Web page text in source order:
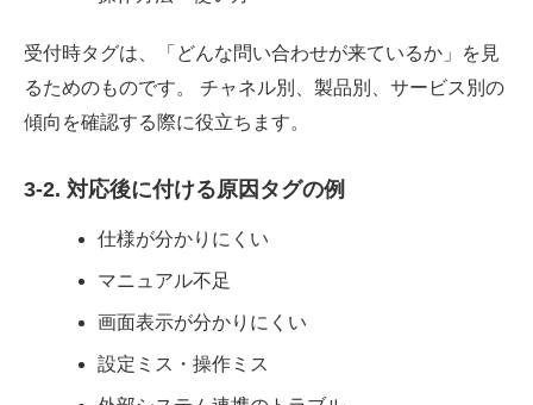
受付時タグは、「どんな問い合わせが来ているか」を見
るためのものです。 チャネル別、製品別、サービス別の
傾向を確認する際に役立ちます。
3-2. 対応後に付ける原因タグの例
仕様が分かりにくい
マニュアル不足
画面表示が分かりにくい
設定ミス・操作ミス